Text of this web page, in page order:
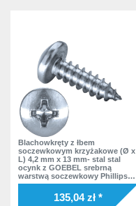
Blachowkręty z łbem
soczewkowym krzyżakowe (Ø x
L) 4,2 mm x 13 mm- stal stal
ocynk z GOEBEL srebrną
warstwą soczewkowy Phillips
krzyżak Podkładka bez
podkładki DIN7981 ISO7049
Norma zakładowa
135,04 zł *